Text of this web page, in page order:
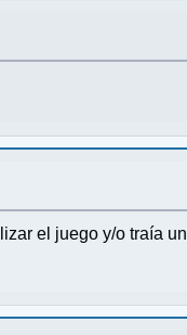
el juego y/o traía un